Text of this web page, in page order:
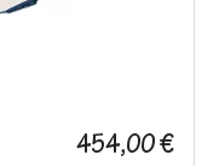
454,00 €